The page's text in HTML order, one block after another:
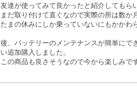
友達が使ってみて良かったと紹介してもら
まだ取り付けて直ぐなので実際の所は数か
たまの休みにしか乗っていないにもかかわ
後、バッテリーのメンテナンスが簡単にで
い追加購入しました。
この商品も良さそうなので今から楽しみで